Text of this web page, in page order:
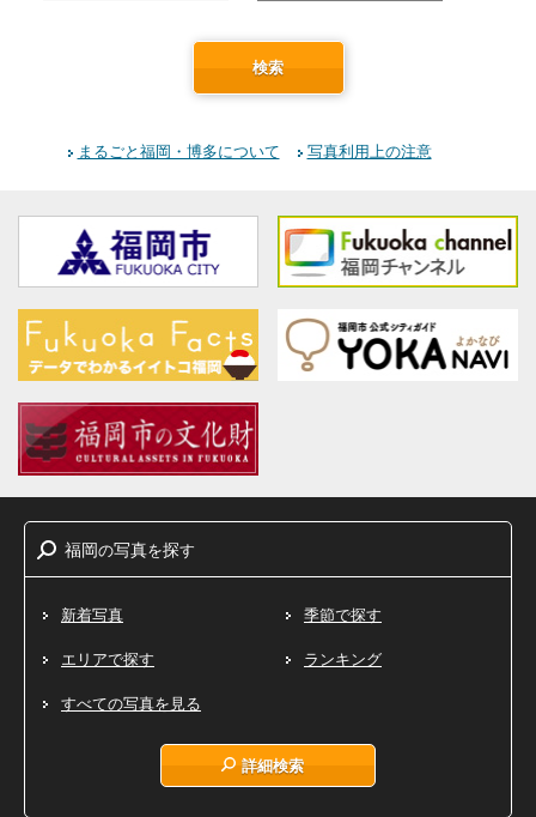
検索
まるごと福岡・博多について 写真利用上の注意
福岡の写真を探す
新着写真 季節で探す
エリアで探す ランキング
すべての写真を見る
詳細検索